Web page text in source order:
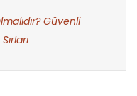
Güvenli